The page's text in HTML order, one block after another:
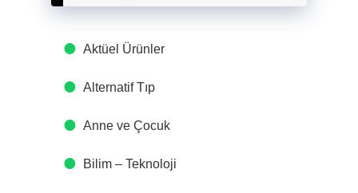
Aktüel Ürünler
Alternatif Tıp
Anne ve Çocuk
Bilim – Teknoloji